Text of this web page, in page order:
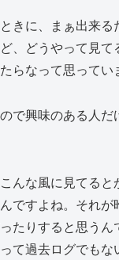
きに、まぁ出来る
、どうやって見て
らなって思ってい
で興味のある人だ
んな風に見てると
ですよね。それが
たりすると思うん
て過去ログでもな